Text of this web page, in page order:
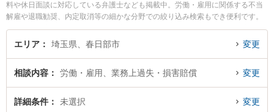
料や休日面談に対応している弁護士なども掲載中。労働・雇用に関係する不当
解雇や退職勧奨、内定取消等の細かな分野での絞り込み検索もでき便利です。
特に水戸貴之法律事務所の水戸 貴之弁護士ややまぐち法律事務所の山口 翔一弁
護士のプロフィール情報や弁護士費用、強みなどが注目されています。『春日
『初回相談無料で業務上過失を法律相談できる春日部市内の弁護士に相談予約
したい』などでお困りの相談者さんにおすすめです。
エリア 埼玉県、春日部市 変更
相談内容 労働・雇用、業務上過失・損害賠償 変更
詳細条件 未選択 変更